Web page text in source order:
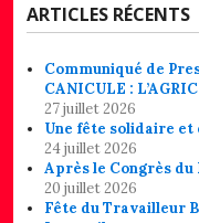
ARTICLES RÉCENTS
Communiqué de
CANICULE :
27 juillet 2026
Une fête solidaire et
24 juillet 2026
Après le Congrès du
20 juillet 2026
Fête du Travailleur